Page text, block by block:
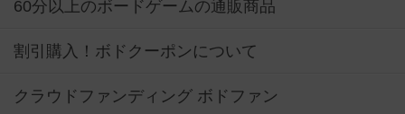
60分以上のボードゲームの通販商品
割引購入！ボドクーポンについて
クラウドファンディング ボドファン